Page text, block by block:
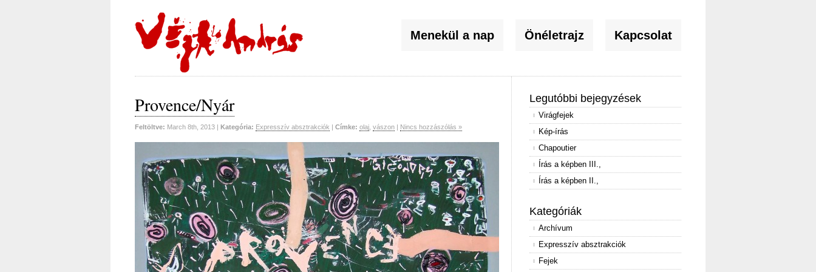
Menekül a nap Önéletrajz Kapcsolat
Provence/Nyár
Feltöltve: March 8th, 2013 | Kategória: Expresszív absztrakciók | Címke: olaj vászon | Nincs hozzászólás »
Legutóbbi bejegyzések
Virágfejek
Kép-írás
Chapoutier
Írás a képben III.,
Írás a képben II.,
Kategóriák
Archívum
Expresszív absztrakciók
Fejek